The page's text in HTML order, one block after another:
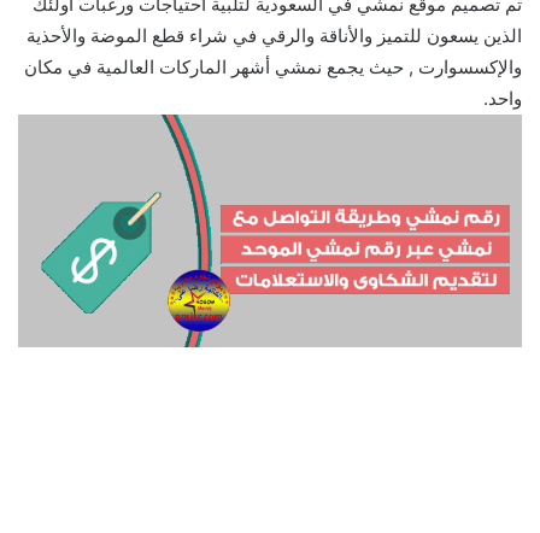
الذين يسعون للتميز والأناقة والرقي في شراء قطع الموضة والأحذية
والإكسسوارت , حيث يجمع نمشي أشهر الماركات العالمية في مكان
واحد.